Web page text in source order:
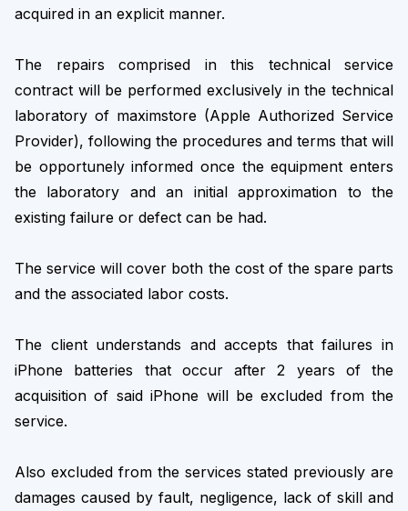
acquired in an explicit manner.
The repairs comprised in this technical service
contract will be performed exclusively in the technical
laboratory of maximstore (Apple Authorized Service
Provider), following the procedures and terms that will
be opportunely informed once the equipment enters
the laboratory and an initial approximation to the
existing failure or defect can be had.
The service will cover both the cost of the spare parts
and the associated labor costs.
The client understands and accepts that failures in
iPhone batteries that occur after 2 years of the
acquisition of said iPhone will be excluded from the
service.
Also excluded from the services stated previously are
damages caused by fault, negligence, lack of skill and